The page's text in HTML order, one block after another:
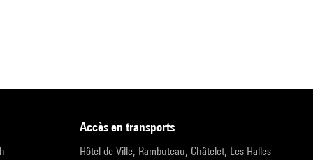
accès en transports
Hôtel de Ville, Rambuteau, Châtelet, Les Halles